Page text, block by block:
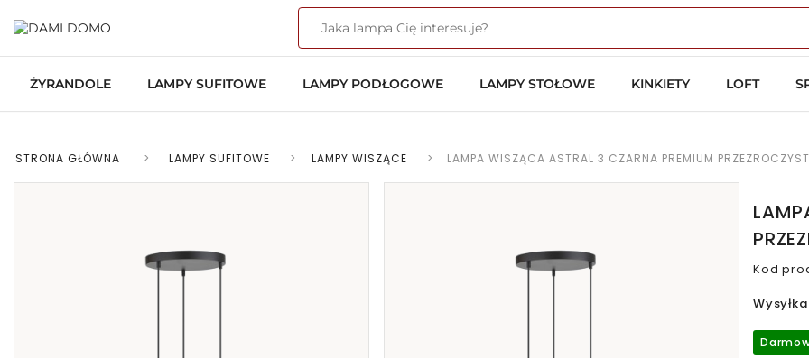
ŻYRANDOLE LAMPY SUFITOWE LAMPY PODŁOGOWE LAMPY STOŁOWE KINKIETY LOFT
STRONA GŁÓWNA > LAMPY SUFITOWE > LAMPY WISZĄCE > LAMPA WISZĄCA ASTRAL 3 CZARNA PREMIUM
Kod